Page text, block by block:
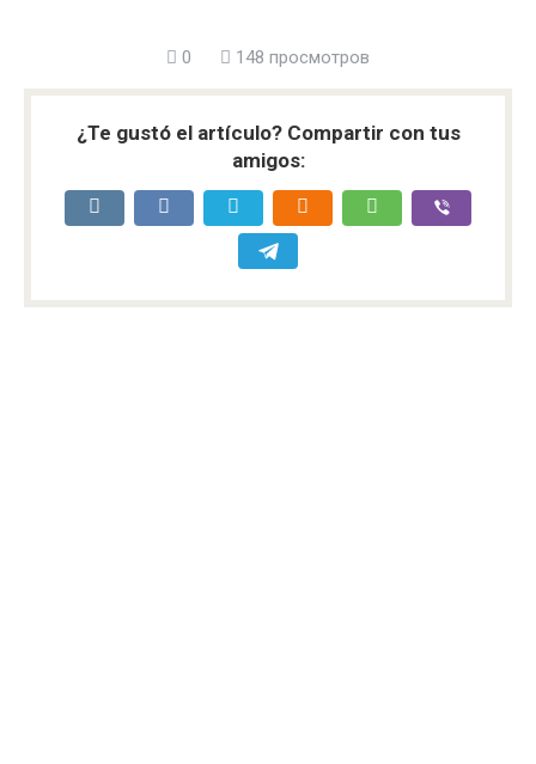
0 148 просмотров
¿Te gustó el artículo? Compartir con tus
amigos: